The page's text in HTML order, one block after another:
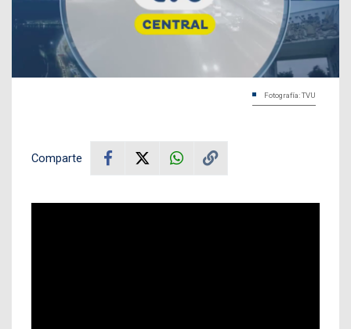
Fotografía: TVU
Comparte